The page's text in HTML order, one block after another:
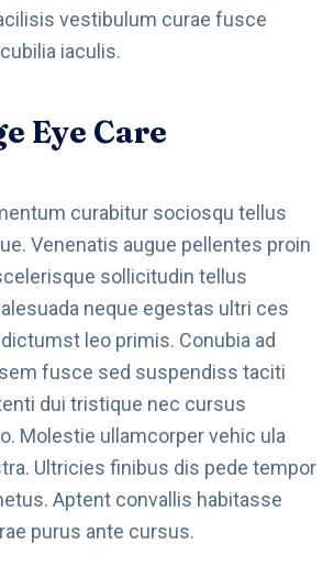
vestibulum curae fusce
iaculis.
Eye Care
curabitur sociosqu tellus
Venenatis augue pellentes proin
sollicitudin tellus
neque egestas ultri ces
leo primis. Conubia ad
fusce sed suspendiss taciti
dui tristique nec cursus
Molestie ullamcorper vehic ula
Ultricies finibus dis pede tempor
Aptent convallis habitasse
purus ante cursus.